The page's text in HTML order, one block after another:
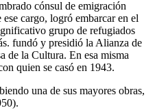
cónsul de emigración
cargo, logró embarcar en el
grupo de refugiados
fundó y presidió la Alianza de
de la Cultura. En esa misma
quien se casó en 1943.
una de sus mayores obras,